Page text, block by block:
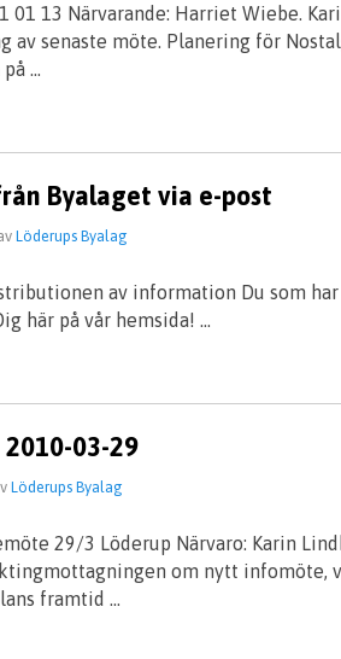
01 13 Närvarande: Harriet Wiebe.
av senaste möte. Planering för
…
Byalaget via e-post
Löderups Byalag
av information Du som
här på vår hemsida! …
03-29
Löderups Byalag
29/3 Löderup Närvaro: Karin
om nytt infomöte,
framtid …